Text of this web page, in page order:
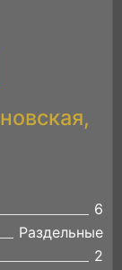
6
Раздельные
2